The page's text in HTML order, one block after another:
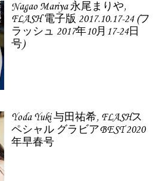
Nagao Mariya 永尾まりや,
FLASH 電子版 2017.10.17-24 (フ
ラッシュ 2017年10月17-24日
号)
Yoda Yuki 与田祐希, FLASHス
ペシャル グラビアBEST 2020
年早春号